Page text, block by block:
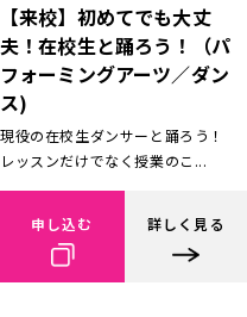
【来校】初めてでも大丈
夫！在校生と踊ろう！（パ
フォーミングアーツ／ダン
ス)
現役の在校生ダンサーと踊ろう！
レッスンだけでなく授業のこ...
申し込む 詳しく見る